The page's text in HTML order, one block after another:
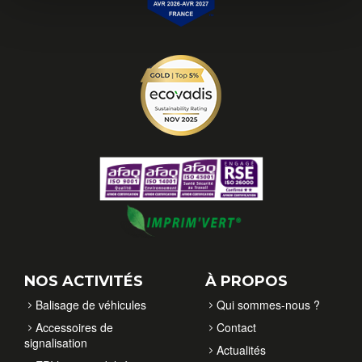
NOS ACTIVITÉS
Balisage de véhicules
Accessoires de
signalisation
À PROPOS
Qui sommes-nous ?
Contact
Actualités